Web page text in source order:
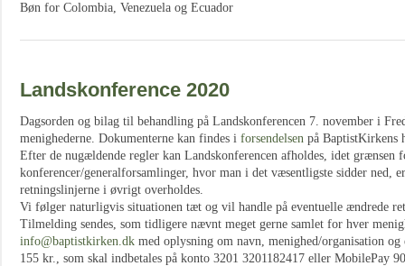
Bøn for Colombia, Venezuela og Ecuador
Landskonference 2020
Dagsorden og bilag til behandling på Landskonferencen 7. november i
menighederne. Dokumenterne kan findes i forsendelsen på BaptistKirkens
Efter de nugældende regler kan Landskonferencen afholdes, idet grænsen
konferencer/generalforsamlinger, hvor man i det væsentligste sidder ned,
retningslinjerne i øvrigt overholdes.
Vi følger naturligvis situationen tæt og vil handle på eventuelle ændrede
Tilmelding sendes, som tidligere nævnt meget gerne samlet for hver
info@baptistkirken.dk med oplysning om navn, menighed/organisation og
155 kr., som skal indbetales på konto 3201 3201182417 eller MobilePay